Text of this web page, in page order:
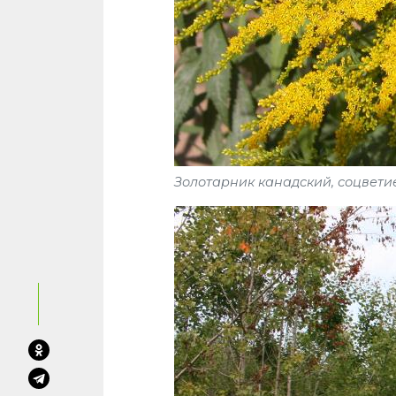
Золотарник канадский,